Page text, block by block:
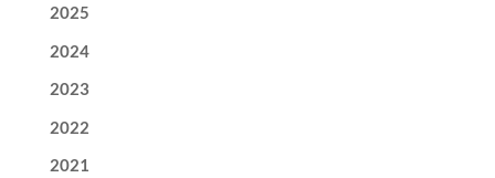
2025
2024
2023
2022
2021